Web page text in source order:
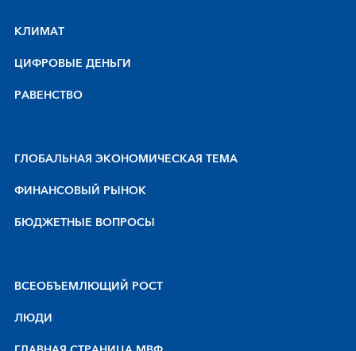
КЛИМАТ
ЦИФРОВЫЕ ДЕНЬГИ
РАВЕНСТВО
ГЛОБАЛЬНАЯ ЭКОНОМИЧЕСКАЯ ТЕМА
ФИНАНСОВЫЙ РЫНОК
БЮДЖЕТНЫЕ ВОПРОСЫ
BCEOБЪEMЛЮЩИЙ POCT
ЛЮДИ